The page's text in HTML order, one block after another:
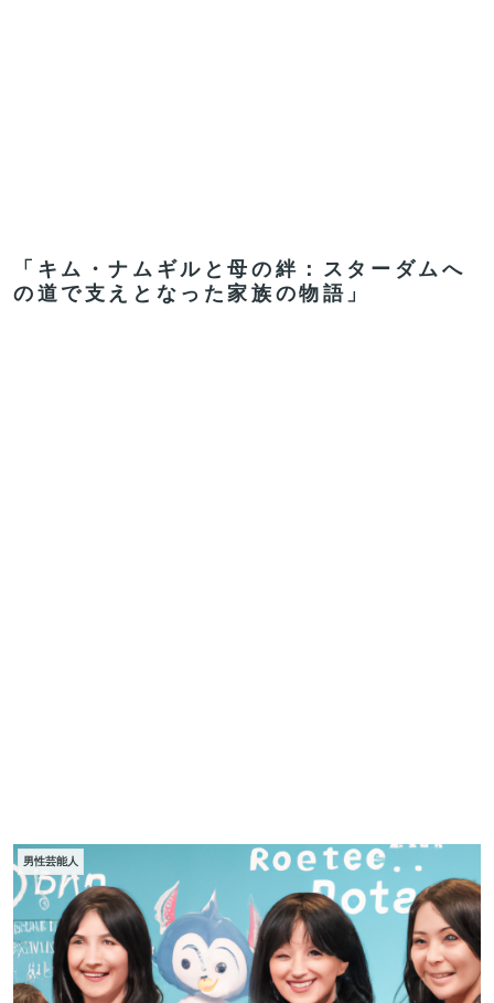
「キム・ナムギルと母の絆：スターダムへ
の道で支えとなった家族の物語」
男性芸能人